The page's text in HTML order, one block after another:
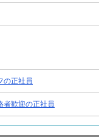
の正社員
者歓迎の正社員